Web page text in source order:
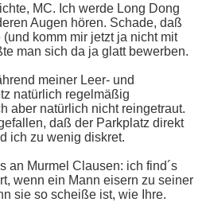
MC. Ich werde Long Dong
Augen hören. Schade, daß
komm mir jetzt ja nicht mit
man sich da ja glatt bewerben.
meiner Leer- und
natürlich regelmäßig
aber natürlich nicht reingetraut.
daß der Parkplatz direkt
ich zu wenig diskret.
an Murmel Clausen: ich find´s
wenn ein Mann eisern zu seiner
sie so scheiße ist, wie Ihre.